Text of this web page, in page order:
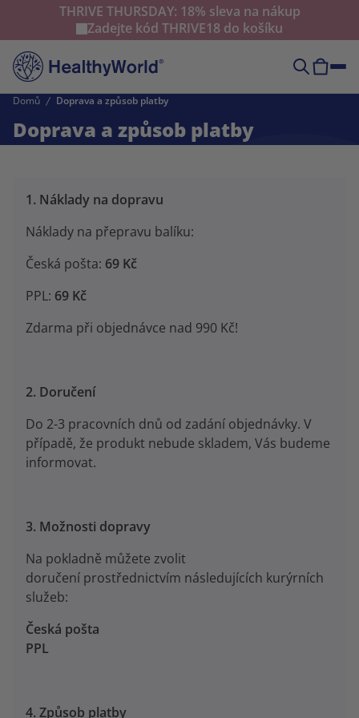
THRIVE THURSDAY: 18% sleva na nákup
Zadejte kód THRIVE18 do košíku
Domů Doprava a způsob platby
Doprava a způsob platby
1. Náklady na dopravu
Náklady na přepravu balíku:
Česká pošta: 69 Kč
PPL: 69 Kč
Zdarma při objednávce nad 990 Kč!
2. Doručení
Do 2-3 pracovních dnů od zadání objednávky. V
případě, že produkt nebude skladem, Vás budeme
informovat.
3. Možnosti dopravy
Na pokladně můžete zvolit
doručení prostřednictvím následujících kurýrních
služeb:
Česká pošta
PPL
4. Způsob platby